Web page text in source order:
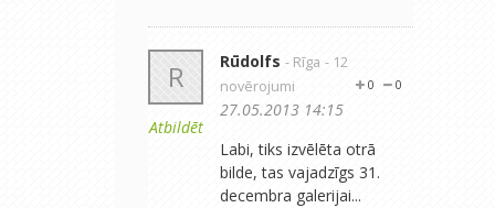
R
Atbildēt
Rūdolfs - Rīga - 12
novērojumi
0
0
27.05.2013 14:15
Labi, tiks izvēlēta otrā
bilde, tas vajadzīgs 31.
decembra galerijai...